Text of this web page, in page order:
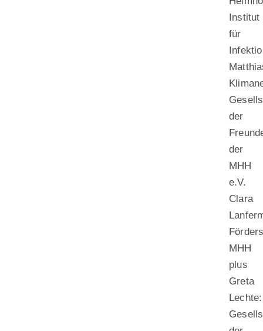
Institut
für
der
der
MHH
e.V.
Clara
MHH
plus
Greta
Lechte: